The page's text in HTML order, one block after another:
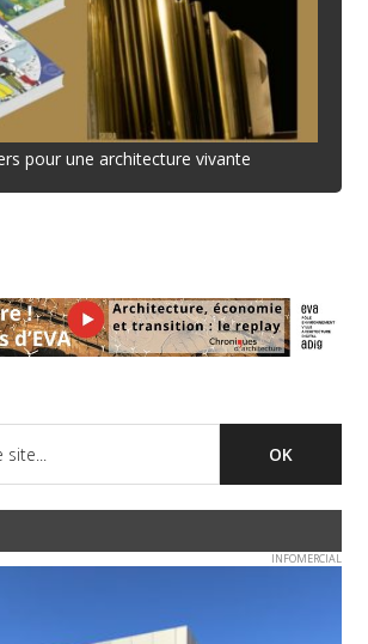
pour une architecture vivante
INFOMERCIAL